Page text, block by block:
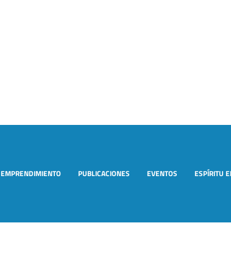
EMPRENDIMIENTO PUBLICACIONES EVENTOS ESPÍRITU